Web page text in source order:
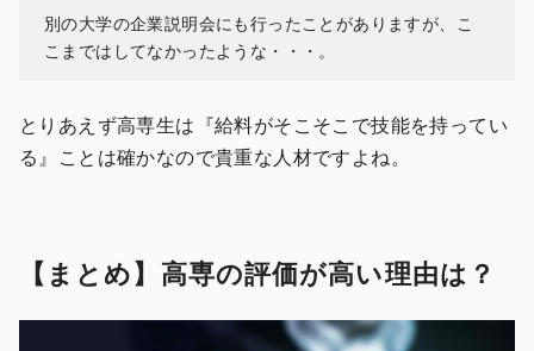
別の大学の企業説明会にも行ったことがありますが、こ
こまではしてなかったような・・・。
とりあえず高専生は『給料がそこそこで技能を持ってい
る』ことは確かなので貴重な人材ですよね。
【まとめ】高専の評価が高い理由は？